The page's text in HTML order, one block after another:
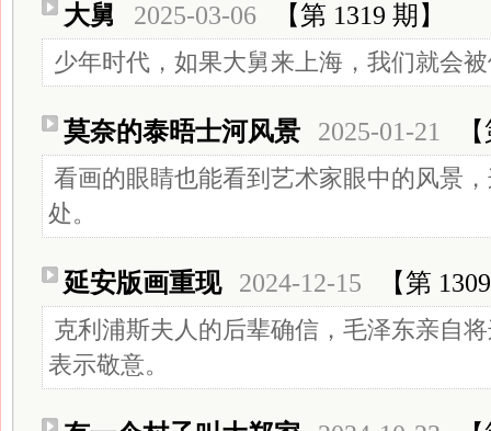
大舅 2025-03-06 【第 1319 期】
少年时代，如果大舅来上海，我们就会
莫奈的泰晤士河风景 2025-01-21
看画的眼睛也能看到艺术家眼中的风景
处。
延安版画重现 2024-12-15 【第
克利浦斯夫人的后辈确信，毛泽东亲自
表示敬意。